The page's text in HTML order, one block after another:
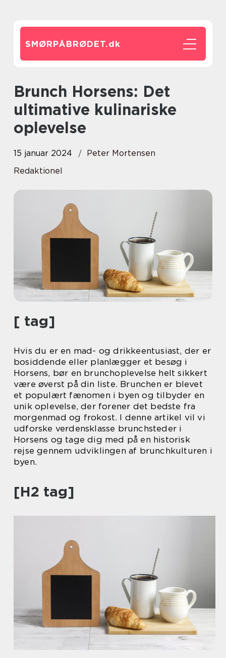
SMØRPÅBRØDET.dk
Brunch Horsens: Det
ultimative kulinariske
oplevelse
15 januar 2024
Peter Mortensen
Redaktionel
[ tag]
Hvis du er en mad- og drikkeentusiast, der er
bosiddende eller planlægger et besøg i
Horsens, bør en brunchoplevelse helt sikkert
være øverst på din liste. Brunchen er blevet
et populært fænomen i byen og tilbyder en
unik oplevelse, der forener det bedste fra
morgenmad og frokost. I denne artikel vil vi
udforske verdensklasse brunchsteder i
Horsens og tage dig med på en historisk
rejse gennem udviklingen af brunchkulturen i
byen.
[H2 tag]